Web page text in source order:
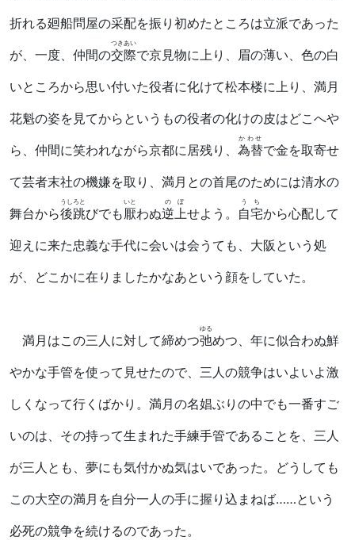
折れる廻船問屋の采配を振り初めたところは立派であった
が、一度、仲間の交際
つきあい
で京見物に上り、眉の薄い、色の白
いところから思い付いた役者に化けて松本楼に上り、満月
花魁の姿を見てからというもの役者の化けの皮はどこへや
ら、仲間に笑われながら京都に居残り、 為替
かわせ
で金を取寄せ
て芸者末社の機嫌を取り、満月との首尾のためには清水の
舞台から後跳
うしろと
びでも厭
いと
わぬ逆上
のぼ
せよう。 自宅
うち
から心配して
迎えに来た忠義な手代に会いは会うても、大阪という処
が、どこかに在りましたかなあという顔をしていた。
満月はこの三人に対して締めつ弛
ゆる
めつ、年に似合わぬ鮮
やかな手管を使って見せたので、三人の競争はいよいよ激
しくなって行くばかり。満月の名娼ぶりの中でも一番すご
いのは、その持って生まれた手練手管であることを、三人
が三人とも、夢にも気付かぬ気はいであった。どうしても
この大空の満月を自分一人の手に握り込まねば……という
必死の競争を続けるのであった。